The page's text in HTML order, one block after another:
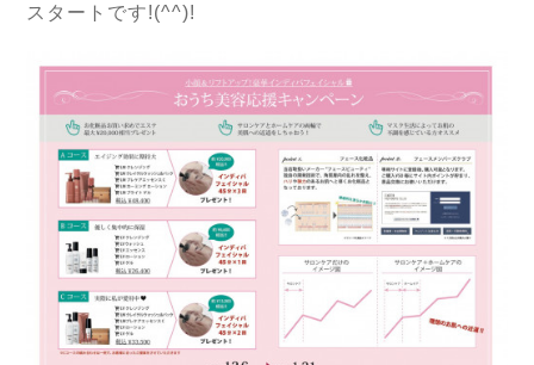
スタートです!(^^)!